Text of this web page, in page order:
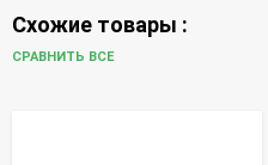
Схожие товары :
СРАВНИТЬ ВСЕ